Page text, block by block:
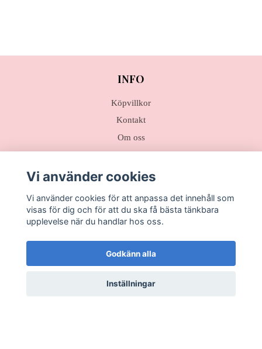
INFO
Köpvillkor
Kontakt
Om oss
Liveshopping
Sociala medier
Prenumerera på vårt nyhetsbrev
Vi använder cookies
Vi använder cookies för att anpassa det innehåll som
visas för dig och för att du ska få bästa tänkbara
upplevelse när du handlar hos oss.
Godkänn alla
Inställningar